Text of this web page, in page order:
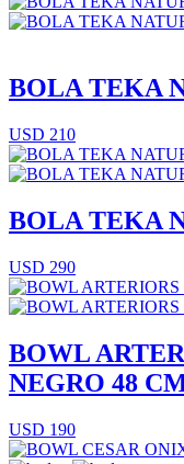
BOLA TEKA
USD 210
BOLA TEKA
USD 290
BOWL
NEGRO 48
USD 190